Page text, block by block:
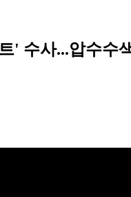
' 수사...압수수